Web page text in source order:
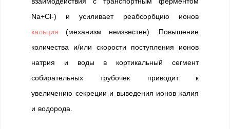
Na+Cl-) и усиливает реабсорбцию ионов
кальция (механизм неизвестен). Повышение
количества и/или скорости поступления ионов
натрия и воды в кортикальный сегмент
собирательных трубочек приводит к
увеличению секреции и выведения ионов калия
и водорода.